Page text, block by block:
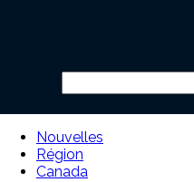
Nouvelles
Région
Canada